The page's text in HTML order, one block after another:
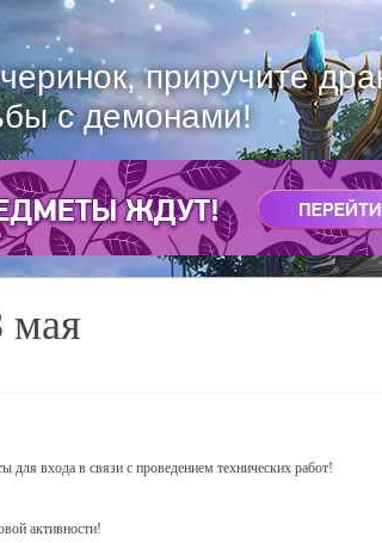
приручите
с демонами!
мая
для входа в связи с проведением технических работ!
активности!